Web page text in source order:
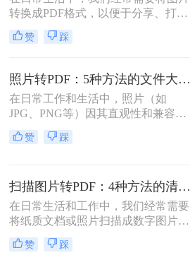
转换成PDF格式，以便于分享、打印
或存档。那么图片如何转换成pdf呢？
本文将介绍几种将图片转换成PDF的
换方式。
赞 踩
照片转PDF：5种方法的文件大小限制和画质保留实测！
在日常工作和生活中，照片（如
JPG、PNG等）因其直观性和兼容性
被广泛使用。然而，在需要整合多张
照片、提高安全性或便于打印时，将
文将详细介绍5种将照片转换为PDF的
常用高效方法，帮助用户根据需求选
择最适合的方案。
赞 踩
扫描图片转PDF：4种方法的清晰度和文件体积对比!
在日常生活和工作中，我们经常需要
将纸质文档或照片扫描成数字图片，
并进一步将这些图片转换成PDF格
式，以便于分享、存储和查阅。那么
赞 踩